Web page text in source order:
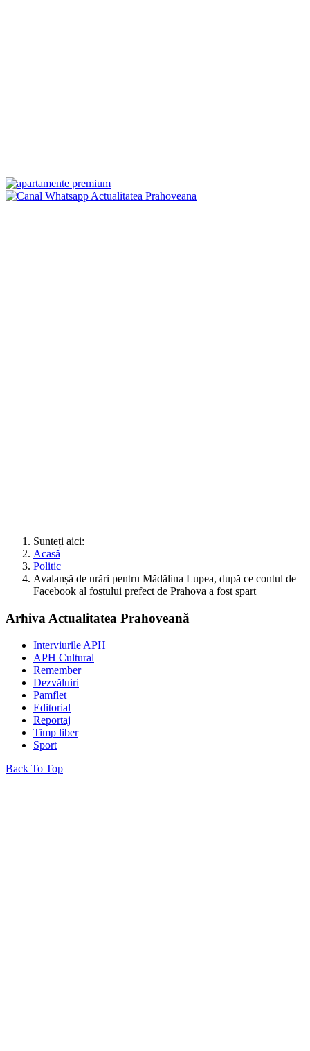
Sunteți aici:
Acasă
Politic
Avalanșă de urări pentru Mădălina Lupea, după ce contul de
Facebook al fostului prefect de Prahova a fost spart
Arhiva Actualitatea Prahoveană
Interviurile APH
APH Cultural
Remember
Dezvăluiri
Pamflet
Editorial
Reportaj
Timp liber
Sport
Back To Top